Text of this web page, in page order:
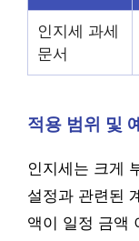
인지세 과세
문서
적용 범위 및
인지세는 크게
설정과 관련된
액이 일정 금액